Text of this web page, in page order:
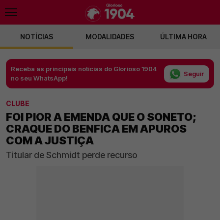
NOTÍCIAS MODALIDADES ÚLTIMA HORA
Receba as principais notícias do Glorioso 1904
no seu WhatsApp!
Seguir
CLUBE
FOI PIOR A EMENDA QUE O SONETO;
CRAQUE DO BENFICA EM APUROS
COM A JUSTIÇA
Titular de Schmidt perde recurso